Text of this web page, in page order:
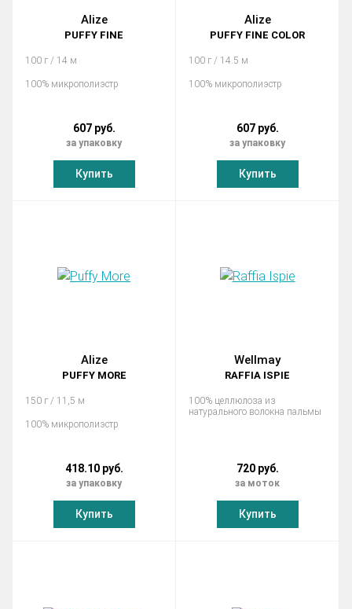
Alize
PUFFY FINE
100 г / 14 м
100% микрополиэстр
607 руб.
за упаковку
Купить
Alize
PUFFY FINE COLOR
100 г / 14.5 м
100% микрополиэстр
607 руб.
за упаковку
Купить
Alize
PUFFY MORE
150 г / 11,5 м
100% микрополиэстр
418.10 руб.
за упаковку
Купить
Wellmay
RAFFIA ISPIE
100% целлюлоза из
натурального волокна пальмы
720 руб.
за моток
Купить